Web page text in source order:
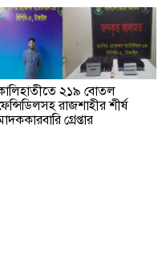
২১৯ বোতল
রাজশাহীর শীর্ষ
গ্রেপ্তার